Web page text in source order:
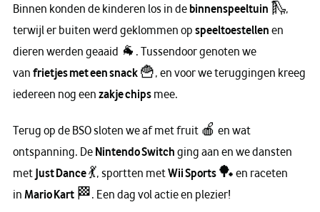
Binnen konden de kinderen los in debinnenspeeltuin 🛝,
terwijl er buiten werd geklommen opspeeltoestellenen
dieren werden geaaid 🐐. Tussendoor genoten we
vanfrietjes met een snack🍟, en voor we teruggingen kreeg
iedereen nog eenzakje chipsmee.
Terug op de BSO sloten we af met fruit 🍎 en wat
ontspanning. DeNintendo Switchging aan en we dansten
metJust Dance💃, sportten metWii Sports🏓 en raceten
inMario Kart 🏁. Een dag vol actie en plezier!